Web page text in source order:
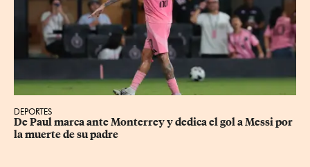
DEPORTES
De Paul marca ante Monterrey y dedica el gol a Messi por
la muerte de su padre